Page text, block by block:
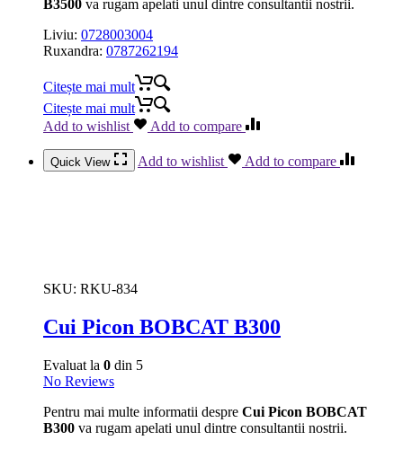
B3500 va rugam apelati unul dintre consultantii nostrii.
Liviu: 0728003004
Ruxandra: 0787262194
Citește mai mult
Citește mai mult
Add to wishlist
Add to compare
Quick View Add to wishlist Add to compare
SKU: RKU-834
Cui Picon BOBCAT B300
Evaluat la 0 din 5
No Reviews
Pentru mai multe informatii despre Cui Picon BOBCAT
B300 va rugam apelati unul dintre consultantii nostrii.